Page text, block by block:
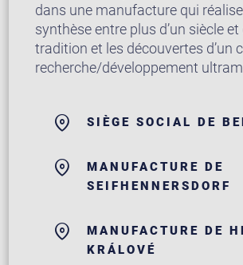
dans une manufacture qui
synthèse entre plus d’un siècle
tradition et les découvertes d’un
recherche/développement
SIÈGE SOCIAL DE
MANUFACTURE DE
SEIFHENNERSDORF
MANUFACTURE DE
KRÁLOVÉ